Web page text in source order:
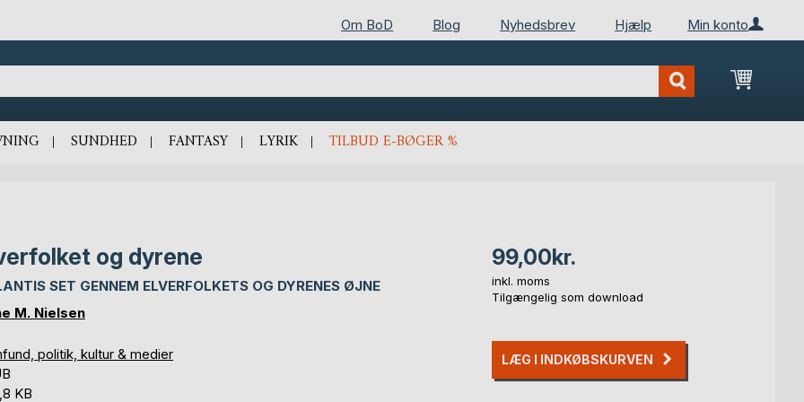
Min konto
Om BoD Blog Nyhedsbrev Hjælp
Min
SUNDHED FANTASY LYRIK TILBUD E-BØGER %
og dyrene
SET GENNEM ELVERFOLKETS OG DYRENES ØJNE
M. Nielsen
politik, kultur & medier
KB
99,00kr.
inkl. moms
Tilgængelig som download
LÆG I INDKØBSKURVEN